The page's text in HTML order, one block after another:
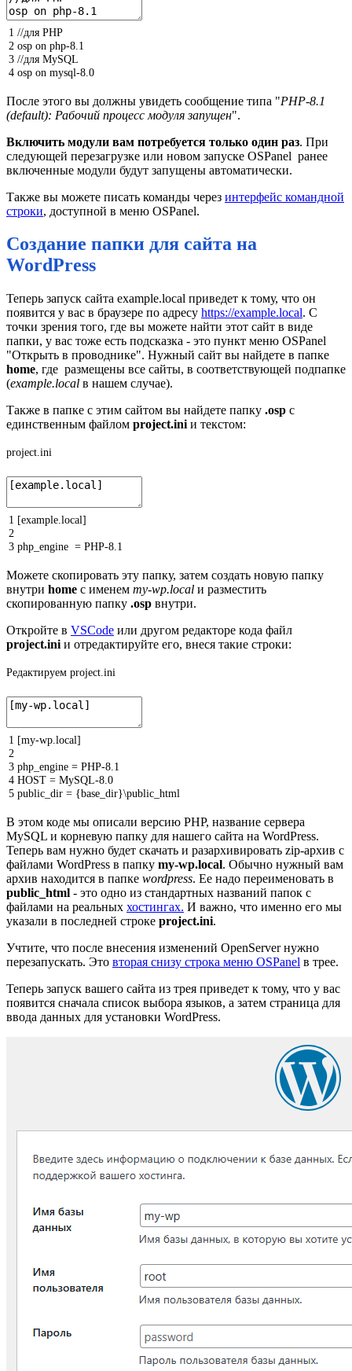
1
2
3
4
//для PHP
osp on php-8.1
//для MySQL
osp on mysql-8.0
После этого вы должны увидеть сообщение типа "PHP-8.1
(default): Рабочий процесс модуля запущен".
Включить модули вам потребуется только один раз. При
следующей перезагрузке или новом запуске OSPanel ранее
включенные модули будут запущены автоматически.
Также вы можете писать команды через интерфейс командной
строки, доступной в меню OSPanel.
Создание папки для сайта на
WordPress
Теперь запуск сайта example.local приведет к тому, что он
появится у вас в браузере по адресу https://example.local. С
точки зрения того, где вы можете найти этот сайт в виде
папки, у вас тоже есть подсказка - это пункт меню OSPanel
"Открыть в проводнике". Нужный сайт вы найдете в папке
home, где размещены все сайты, в соответствующей подпапке
(example.local в нашем случае).
Также в папке с этим сайтом вы найдете папку .osp с
единственным файлом project.ini и текстом:
project.ini
1
2
3
[example local]
php_engine = PHP-8.1
Можете скопировать эту папку, затем создать новую папку
внутри home с именем my-wp.local и разместить
скопированную папку .osp внутри.
Откройте в VSCode или другом редакторе кода файл
project.ini и отредактируйте его, внеся такие строки:
Редактируем project.ini
1
2
3
4
5
[my-wp local]
php_engine = PHP-8.1
HOST = MySQL-8.0
public_dir = {base_dir}\public_html
В этом коде мы описали версию PHP, название сервера
MySQL и корневую папку для нашего сайта на WordPress.
Теперь вам нужно будет скачать и разархивировать zip-архив с
файлами WordPress в папку my-wp.local. Обычно нужный вам
архив находится в папке wordpress. Ее надо переименовать в
public_html - это одно из стандартных названий папок с
файлами на реальных хостингах. И важно, что именно его мы
указали в последней строке project.ini.
Учтите, что после внесения изменений OpenServer нужно
перезапускать. Это вторая снизу строка меню OSPanel в трее.
Теперь запуск вашего сайта из трея приведет к тому, что у вас
появится сначала список выбора языков, а затем страница для
ввода данных для установки WordPress.